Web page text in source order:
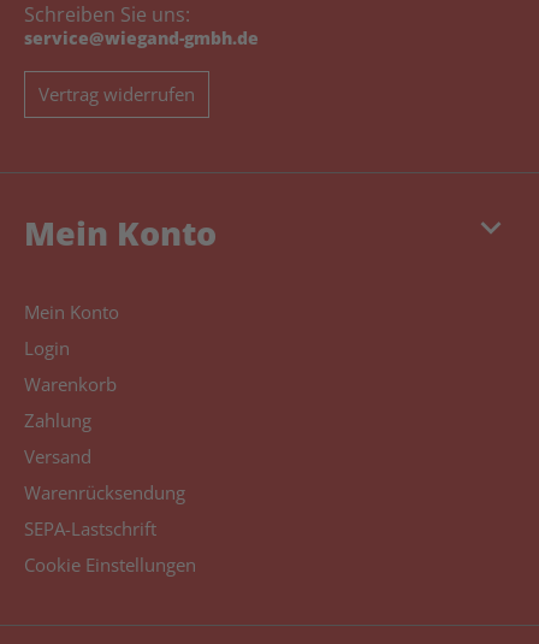
Schreiben Sie uns:
service@wiegand-gmbh.de
Vertrag widerrufen
keyboard_arrow_down
Mein Konto
Mein Konto
Login
Warenkorb
Zahlung
Versand
Warenrücksendung
SEPA-Lastschrift
Cookie Einstellungen